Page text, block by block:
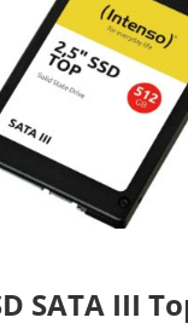
SATA III